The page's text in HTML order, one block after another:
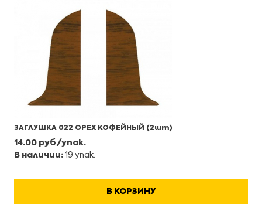
ЗАГЛУШКА 022 ОРЕХ КОФЕЙНЫЙ (2шт)
14.00 руб/упак.
В наличии: 19 упак.
В КОРЗИНУ